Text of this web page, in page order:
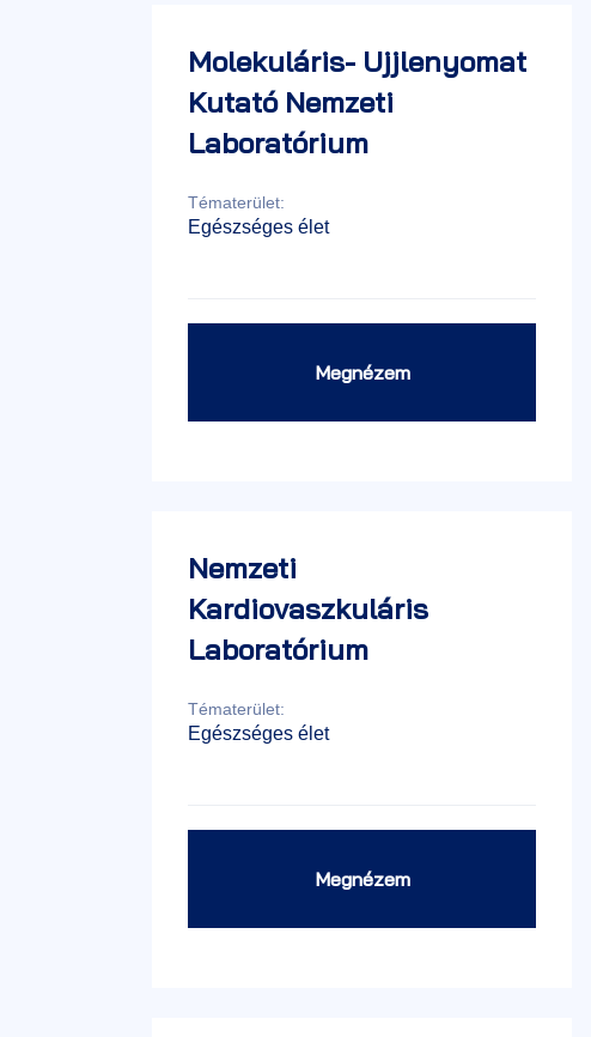
Molekuláris- Ujjlenyomat
Kutató Nemzeti
Laboratórium
Tématerület:
Egészséges élet
Megnézem
Nemzeti
Kardiovaszkuláris
Laboratórium
Tématerület:
Egészséges élet
Megnézem